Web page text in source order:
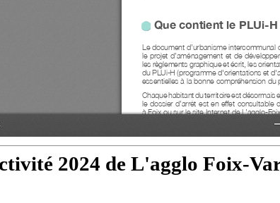
2024 de L'agglo Foix-